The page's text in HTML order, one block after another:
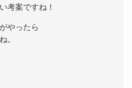
考案ですね！
やったら
。